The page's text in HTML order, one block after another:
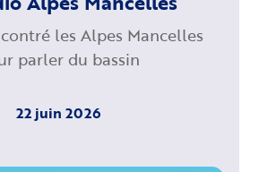
les Alpes Mancelles
parler du bassin
22 juin 2026